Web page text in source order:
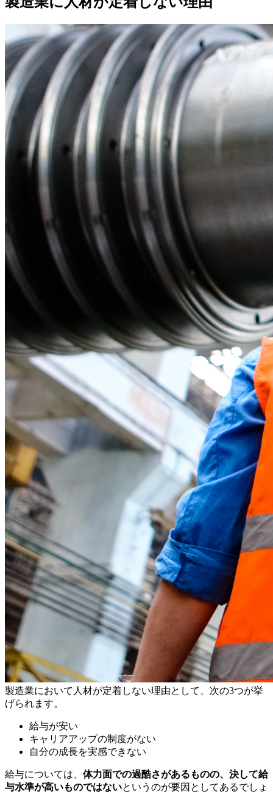
製造業において人材が定着しない理由として、次の3つが挙
げられます。
給与が安い
キャリアアップの制度がない
自分の成長を実感できない
給与については、 体力面での過酷さがあるものの、決して給
与水準が高いものではないというのが要因としてあるでしょ